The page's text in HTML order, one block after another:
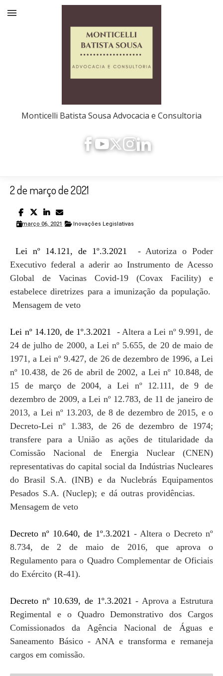
Monticelli Batista Sousa Advocacia e Consultoria
2 de março de 2021
março 06, 2021 Inovações Legislativas
Lei nº 14.121, de 1º.3.2021 - Autoriza o Poder
Executivo federal a aderir ao Instrumento de Acesso
Global de Vacinas Covid-19 (Covax Facility) e
estabelece diretrizes para a imunização da população.
Mensagem de veto
Lei nº 14.120, de 1º.3.2021 - Altera a Lei nº 9.991, de
24 de julho de 2000, a Lei nº 5.655, de 20 de maio de
1971, a Lei nº 9.427, de 26 de dezembro de 1996, a Lei
nº 10.438, de 26 de abril de 2002, a Lei nº 10.848, de
15 de março de 2004, a Lei nº 12.111, de 9 de
dezembro de 2009, a Lei nº 12.783, de 11 de janeiro de
2013, a Lei nº 13.203, de 8 de dezembro de 2015, e o
Decreto-Lei nº 1.383, de 26 de dezembro de 1974;
transfere para a União as ações de titularidade da
Comissão Nacional de Energia Nuclear (CNEN)
representativas do capital social da Indústrias Nucleares
do Brasil S.A. (INB) e da Nuclebrás Equipamentos
Pesados S.A. (Nuclep); e dá outras providências.
Mensagem de veto
Decreto nº 10.640, de 1º.3.2021 - Altera o Decreto nº
8.734, de 2 de maio de 2016, que aprova o
Regulamento para o Quadro Complementar de Oficiais
do Exército (R-41).
Decreto nº 10.639, de 1º.3.2021 - Aprova a Estrutura
Regimental e o Quadro Demonstrativo dos Cargos
Comissionados da Agência Nacional de Águas e
Saneamento Básico - ANA e transforma e remaneja
cargos em comissão.